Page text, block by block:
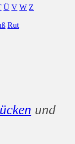
Ü V W Z
Rut
und